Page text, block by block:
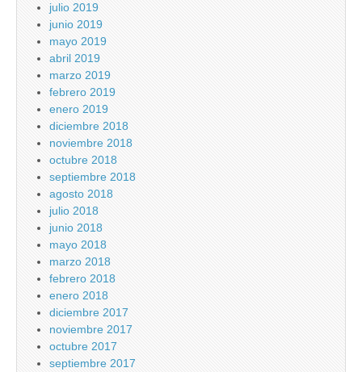
julio 2019
junio 2019
mayo 2019
abril 2019
marzo 2019
febrero 2019
enero 2019
diciembre 2018
noviembre 2018
octubre 2018
septiembre 2018
agosto 2018
julio 2018
junio 2018
mayo 2018
marzo 2018
febrero 2018
enero 2018
diciembre 2017
noviembre 2017
octubre 2017
septiembre 2017